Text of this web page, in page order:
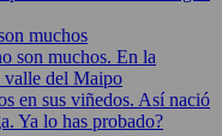
muchos